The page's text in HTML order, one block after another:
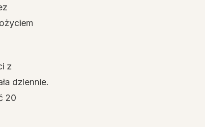
z
dziennie.
20